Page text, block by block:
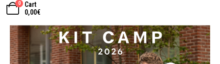
0
Cart
0,00€